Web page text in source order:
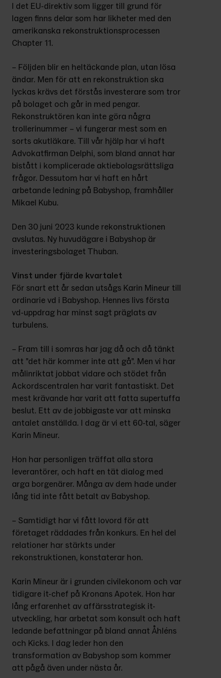
I det EU-direktiv som ligger till grund för
lagen finns delar som har likheter med den
amerikanska rekonstruktionsprocessen
Chapter 11.
– Följden blir en heltäckande plan, utan lösa
ändar. Men för att en rekonstruktion ska
lyckas krävs det förstås investerare som tror
på bolaget och går in med pengar.
Rekonstruktören kan inte göra några
trollerinummer – vi fungerar mest som en
sorts akutläkare. Till vår hjälp har vi haft
Advokatfirman Delphi, som bland annat har
bistått i komplicerade aktiebolagsrättsliga
frågor. Dessutom har vi haft en hårt
arbetande ledning på Babyshop, framhåller
Mikael Kubu.
Den 30 juni 2023 kunde rekonstruktionen
avslutas. Ny huvudägare i Babyshop är
investeringsbolaget Thuban.
Vinst under fjärde kvartalet
För snart ett år sedan utsågs Karin Mineur till
ordinarie vd i Babyshop. Hennes livs första
vd-uppdrag har minst sagt präglats av
turbulens.
– Fram till i somras har jag då och då tänkt
att ”det här kommer inte att gå”. Men vi har
målinriktat jobbat vidare och stödet från
Ackordscentralen har varit fantastiskt. Det
mest krävande har varit att fatta supertuffa
beslut. Ett av de jobbigaste var att minska
antalet anställda. I dag är vi ett 60-tal, säger
Karin Mineur.
Hon har personligen träffat alla stora
leverantörer, och haft en tät dialog med
arga borgenärer. Många av dem hade under
lång tid inte fått betalt av Babyshop.
– Samtidigt har vi fått lovord för att
företaget räddades från konkurs. En hel del
relationer har stärkts under
rekonstruktionen, konstaterar hon.
Karin Mineur är i grunden civilekonom och var
tidigare it-chef på Kronans Apotek. Hon har
lång erfarenhet av affärsstrategisk it-
utveckling, har arbetat som konsult och haft
ledande befattningar på bland annat Åhléns
och Kicks. I dag leder hon den
transformation av Babyshop som kommer
att pågå även under nästa år.